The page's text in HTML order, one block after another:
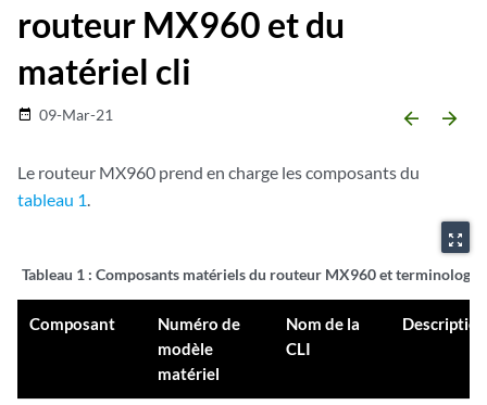
routeur MX960 et du
matériel cli
date_range 09-Mar-21 arrow_backward arrow_forward
Le routeur MX960 prend en charge les composants du
tableau 1.
zoom_out_map
Tableau 1 : Composants matériels du routeur MX960 et terminologie
Composant
Numéro de
modèle
matériel
Nom de la
CLI